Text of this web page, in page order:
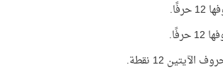
12 نقطة.